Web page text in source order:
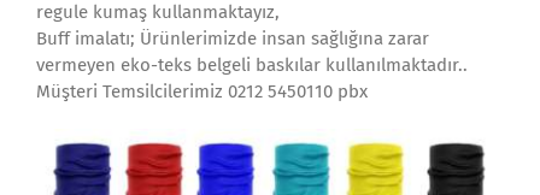
regule kumaş kullanmaktayız,
Buff imalatı; Ürünlerimizde insan sağlığına zarar
vermeyen eko-teks belgeli baskılar kullanılmaktadır..
Müşteri Temsilcilerimiz 0212 5450110 pbx